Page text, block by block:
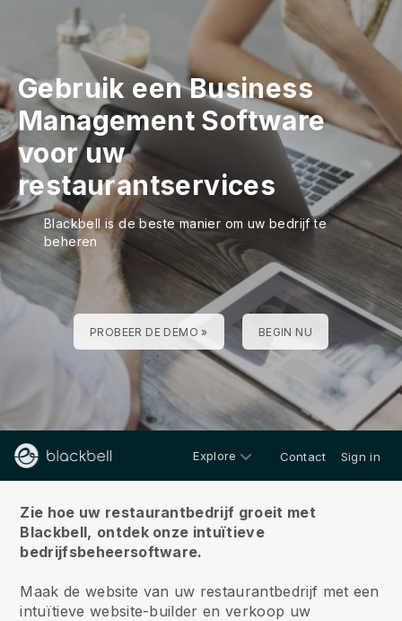
Gebruik een Business
Management Software
voor uw
restaurantservices
Blackbell is de beste manier om uw bedrijf te
beheren
PROBEER DE DEMO » BEGIN NU
Explore Contact Sign in
Zie hoe uw restaurantbedrijf groeit met
Blackbell, ontdek onze intuïtieve
bedrijfsbeheersoftware.
Maak de website van uw restaurantbedrijf met een
intuïtieve website-builder en verkoop uw